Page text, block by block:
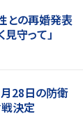
との再婚発表
守って」
月28日の防衛
決定